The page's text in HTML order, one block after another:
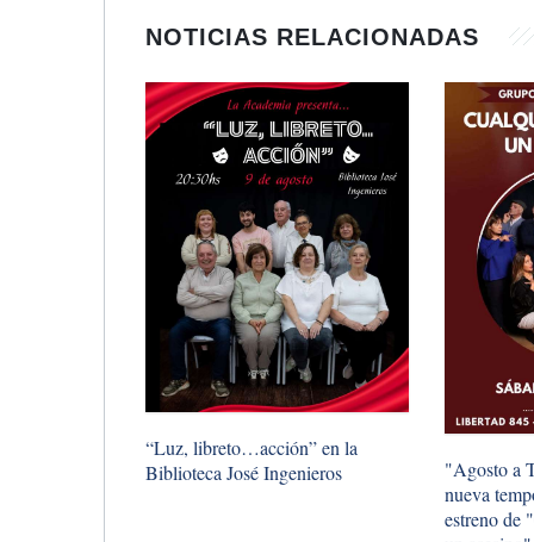
NOTICIAS RELACIONADAS
“Luz, libreto…acción” en la
Biblioteca José Ingenieros
"Agosto a
nueva
estreno de